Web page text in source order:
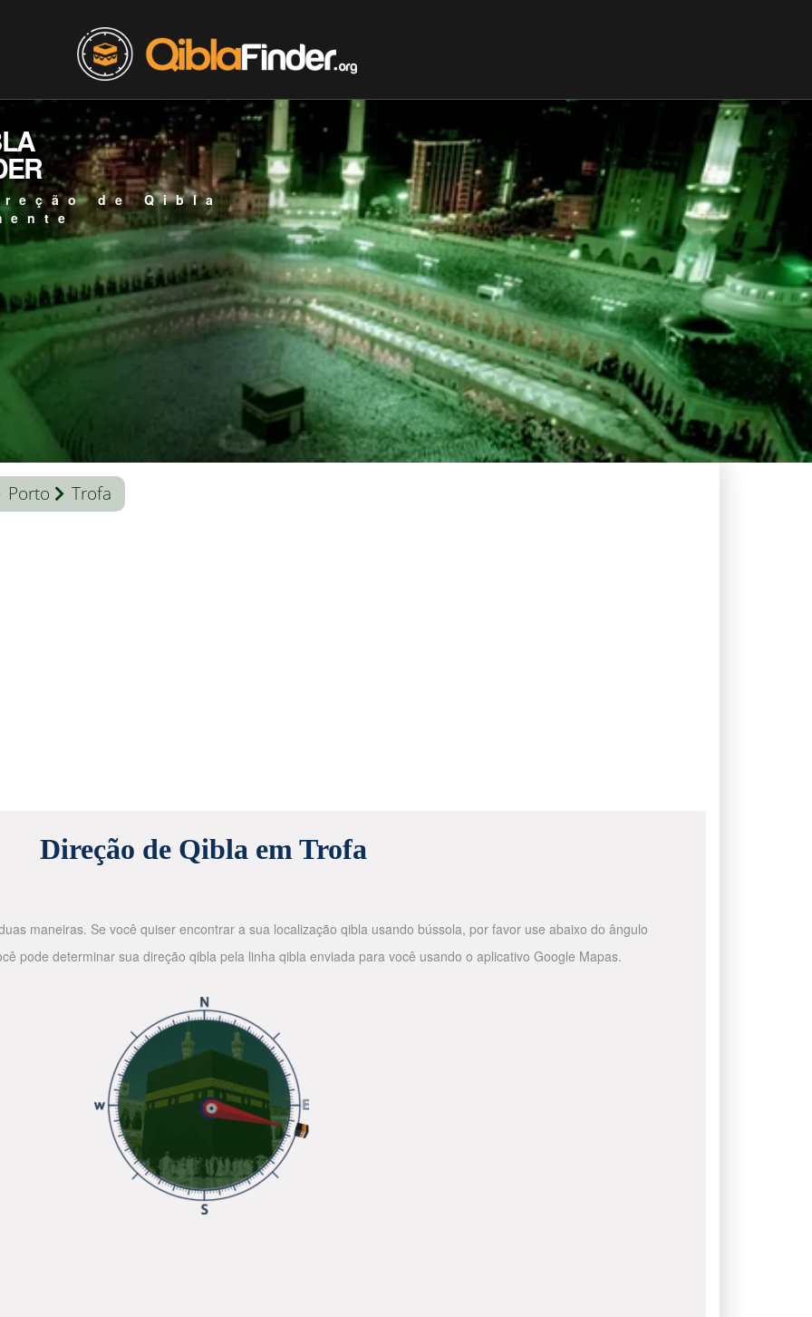
de Qibla
Porto Trofa
Direção de Qibla em Trofa
maneiras. Se você quiser encontrar a sua localização qibla usando bússola, por favor use abaixo do ângulo
pode determinar sua direção qibla pela linha qibla enviada para você usando o aplicativo Google Mapas.